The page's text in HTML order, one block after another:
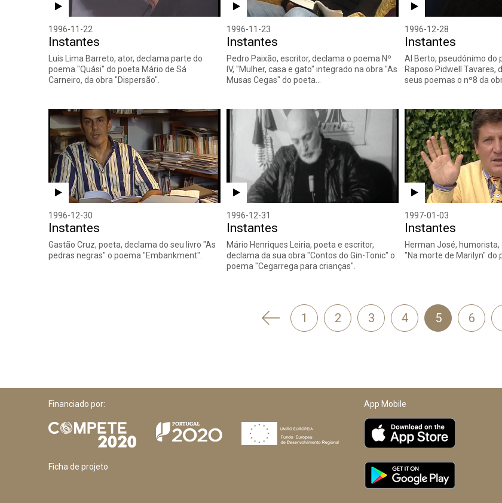
1996-11-22
Instantes
Luís Lima Barreto, ator, declama parte do
poema "Quási" do poeta Mário de Sá
Carneiro, da obra "Dispersão".
1996-11-23
Instantes
Pedro Paixão, escritor, declama o poema Nº
IV, "Mulher, casa e gato" integrado na obra "As
Musas Cegas" do poeta…
1996-12-28
Instantes
Al Berto, pseudónimo do
Raposo Pidwell Tavares,
seus poemas o nº8 da
1996-12-30
Instantes
Gastão Cruz, poeta, declama do seu livro "As
pedras negras" o poema "Embankment".
1996-12-31
Instantes
Mário Henriques Leiria, poeta e escritor,
declama da sua obra "Contos do Gin-Tonic" o
poema "Cegarrega para crianças".
1997-01-03
Instantes
Herman José,
"Na morte de Marilyn" do
'
1 2 3 4 5 6
Financiado por:
Ficha de projeto
App Mobile